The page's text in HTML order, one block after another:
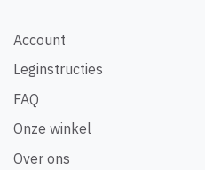
Account
Leginstructies
FAQ
Onze winkel
Over ons